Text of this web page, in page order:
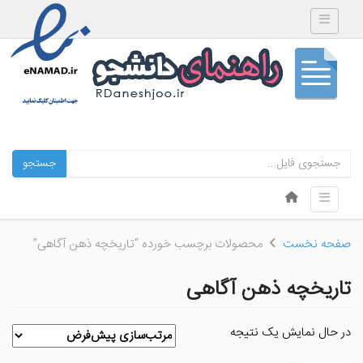
Toggle navigation
جستجو
Menu
Skip to content
Toggle navigation
صفحه نخست محصولات برچسب خورده “تاریخچه ذهن آگاهی”
تاریخچه ذهن آگاهی
در حال نمایش یک نتیجه